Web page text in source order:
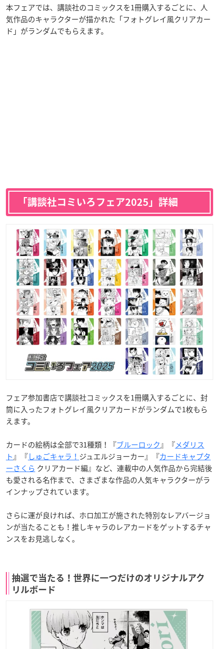
本フェアでは、講談社のコミックスを1冊購入するごとに、人
気作品のキャラクターが描かれた「フォトグレイ風クリアカー
ド」がランダムでもらえます。
「講談社コミいろフェア2025」詳細
フェア参加書店で講談社コミックスを1冊購入するごとに、封
筒に入ったフォトグレイ風クリアカードがランダムで1枚もら
えます。
カードの絵柄は全部で31種類！『ブルーロック』『メダリス
ト』『しゅごキャラ！ ジュエルジョーカー』『カードキャプタ
ーさくら クリアカード編』など、連載中の人気作品から完結後
も愛される名作まで、さまざまな作品の人気キャラクターがラ
インナップされています。
さらに運が良ければ、ホロ加工が施された特別なレアバージョ
ンが当たることも！推しキャラのレアカードをゲットするチャ
ンスをお見逃しなく。
抽選で当たる！世界に一つだけのオリジナルアク
リルボード